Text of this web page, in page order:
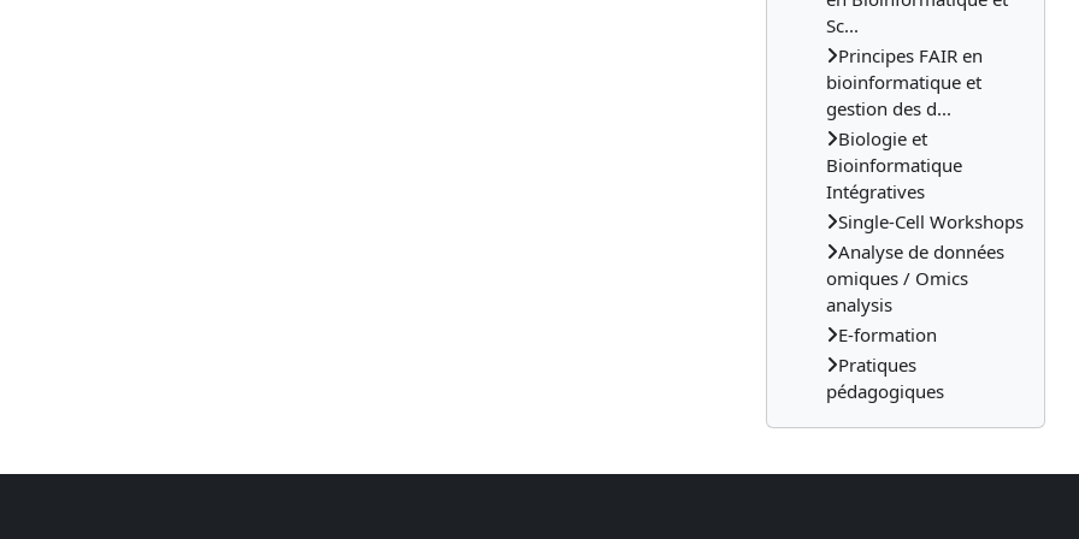
Sc...
Principes FAIR en
bioinformatique et
gestion des d...
Biologie et
Bioinformatique
Intégratives
Single-Cell Workshops
Analyse de données
omiques / Omics
analysis
E-formation
Pratiques
pédagogiques